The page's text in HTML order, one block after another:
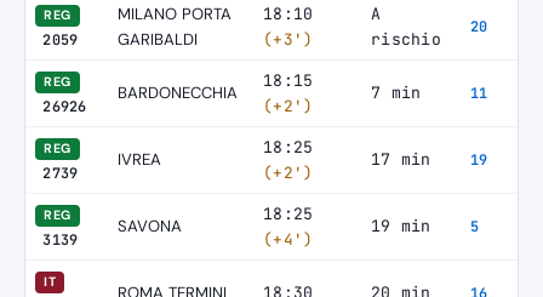
REG
2059
MILANO PORTA
GARIBALDI
18:10
(+3')
A
rischio
20
REG
26926
BARDONECCHIA
18:15
(+2')
7 min 11
REG
2739
IVREA
18:25
(+2')
17 min 19
REG
3139
SAVONA
18:25
(+4')
19 min 5
IT